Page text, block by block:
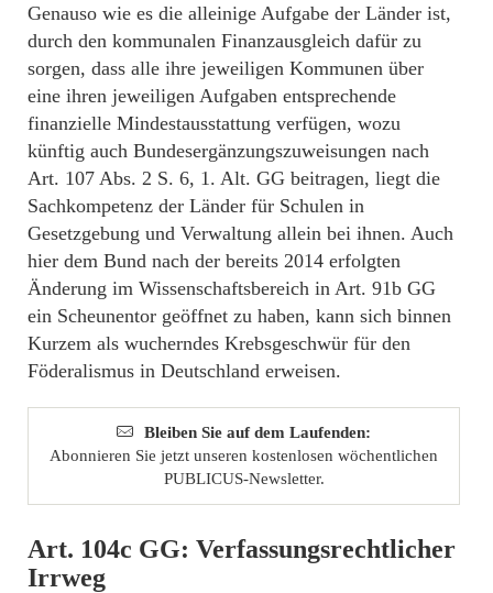
Genauso wie es die alleinige Aufgabe der Länder ist,
durch den kommunalen Finanzausgleich dafür zu
sorgen, dass alle ihre jeweiligen Kommunen über
eine ihren jeweiligen Aufgaben entsprechende
finanzielle Mindestausstattung verfügen, wozu
künftig auch Bundesergänzungszuweisungen nach
Art. 107 Abs. 2 S. 6, 1. Alt. GG beitragen, liegt die
Sachkompetenz der Länder für Schulen in
Gesetzgebung und Verwaltung allein bei ihnen. Auch
hier dem Bund nach der bereits 2014 erfolgten
Änderung im Wissenschaftsbereich in Art. 91b GG
ein Scheunentor geöffnet zu haben, kann sich binnen
Kurzem als wucherndes Krebsgeschwür für den
Föderalismus in Deutschland erweisen.
Bleiben Sie auf dem Laufenden:
Abonnieren Sie jetzt unseren kostenlosen wöchentlichen
PUBLICUS-Newsletter.
Art. 104c GG: Verfassungsrechtlicher
Irrweg